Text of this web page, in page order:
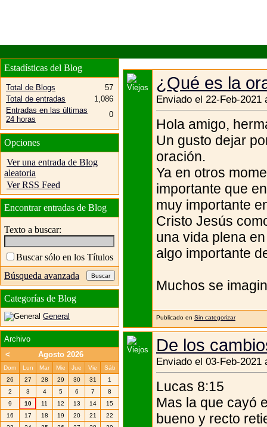
¿Qué es la
Enviado el 22-Feb-
Hola amigo,
Un gusto dejar
oración.
Ya en otros
importante que
muy importante
Cristo Jesús
una vida plena
algo importante
Muchos se
Publicado en Sin categorizar
De los
Enviado el 03-Feb-
Lucas 8:15
Mas la que cayó
bueno y recto
Estadísticas del Blog
Total de Blogs
57
Total de entradas
1,086
Entradas en las últimas
24 horas
0
Opciones
Ver una entrada de Blog
aleatoria
Ver RSS Feed
Encontrar entradas de Blog
Texto a buscar:
Buscar sólo en los Títulos
Búsqueda avanzada
Categorías de Blog
General
Archivo
<
Agosto 2026
Dom Lun Mar Mie Jue Vie
Sáb
26
27 28 29 30 31
1
2
3 4 5 6 7
8
9
10 11 12 13 14
15
16
17 18 19 20 21
22